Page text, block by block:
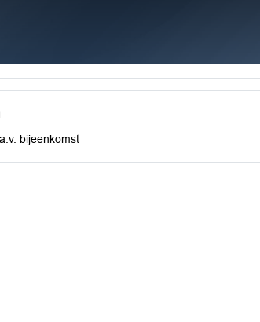
bijeenkomst